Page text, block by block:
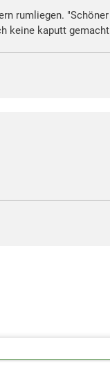
rumliegen.
keine kaputt